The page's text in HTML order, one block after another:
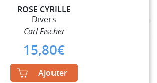
ROSE CYRILLE
Divers
Carl Fischer
15,80€
Ajouter